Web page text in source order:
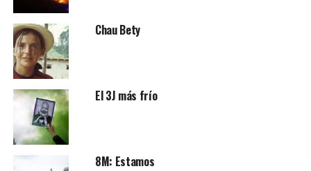
Chau Bety
El 3J más frío
8M: Estamos